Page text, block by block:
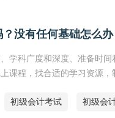
没有任何基础怎么办
学科广度和深度、准备时
课程，找合适的学习资源
初级会计考试 初级会